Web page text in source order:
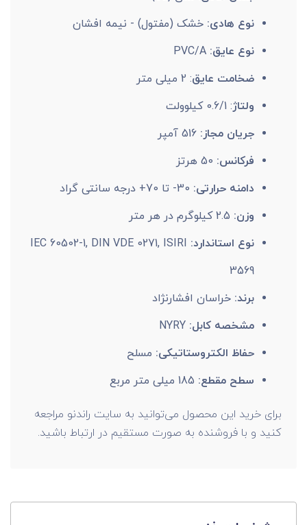
نوع هادی: خشک (مفتول) - نیمه افشان
نوع عایق: PVC/A
ضخامت عایق: 2 میلی متر
ولتاژ: 0.6/1 کیلوولت
جریان مجاز: 516 آمپر
فرکانس:
دامنه حرارتی: 30- تا 70+ درجه سانتی گراد
وزن: 2.5 کیلوگرم در هر متر
نوع استاندارد: IEC 60502-1, DIN VDE 0271, ISIRI
3569
برند:خراسان افشارنژاد
مشخصه کابل:NYRY
حفاظ الکتروستاتیکی: مسلح
سطح مقطع: 185 میلی متر مربع
برای خرید این محصول می‌توانید به سایت راندنو مراجعه
کنید و با فروشنده به صورت مستقیم در ارتباط باشید.